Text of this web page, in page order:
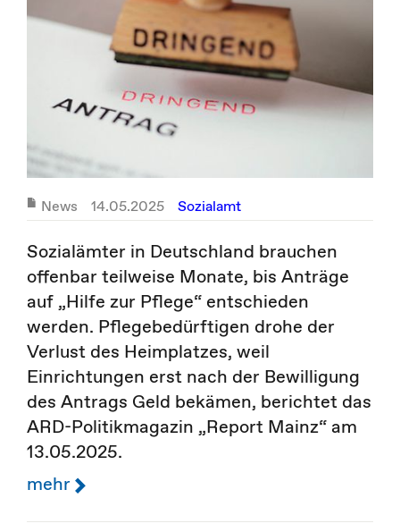
News 14.05.2025 Sozialamt
Sozialämter in Deutschland brauchen
offenbar teilweise Monate, bis Anträge
auf „Hilfe zur Pflege“ entschieden
werden. Pflegebedürftigen drohe der
Verlust des Heimplatzes, weil
Einrichtungen erst nach der Bewilligung
des Antrags Geld bekämen, berichtet das
ARD-Politikmagazin „Report Mainz“ am
13.05.2025.
mehr